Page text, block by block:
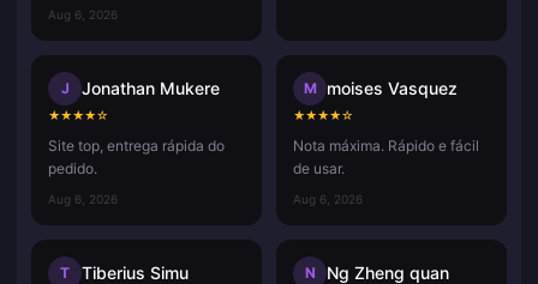
Aug 6, 2026
J Jonathan Mukere
★★★★☆
Site top, entrega rápida do
pedido.
Aug 6, 2026
M moises Vasquez
★★★★☆
Nota máxima. Rápido e fácil
de usar.
Aug 6, 2026
T Tiberius Simu N Ng Zheng quan